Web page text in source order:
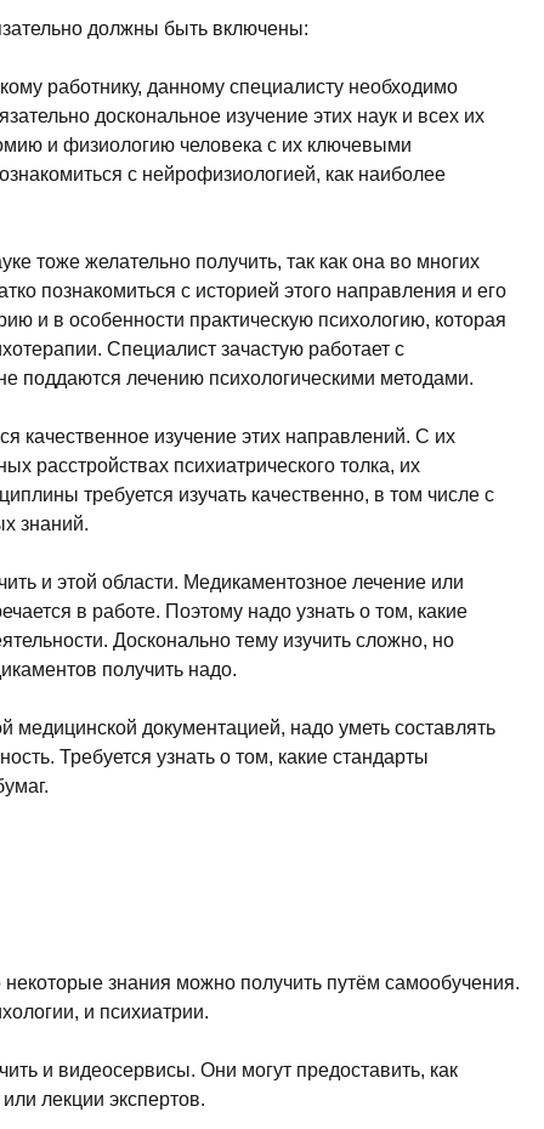
должны быть включены:
работнику, данному специалисту необходимо
доскональное изучение этих наук и всех их
и физиологию человека с их ключевыми
с нейрофизиологией, как наиболее
тоже желательно получить, так как она во многих
познакомиться с историей этого направления и его
и в особенности практическую психологию, которая
Специалист зачастую работает с
поддаются лечению психологическими методами.
качественное изучение этих направлений. С их
расстройствах психиатрического толка, их
требуется изучать качественно, в том числе с
знаний.
и этой области. Медикаментозное лечение или
в работе. Поэтому надо узнать о том, какие
Досконально тему изучить сложно, но
получить надо.
медицинской документацией, надо уметь составлять
Требуется узнать о том, какие стандарты
знания можно получить путём самообучения.
и психиатрии.
и видеосервисы. Они могут предоставить, как
лекции экспертов.